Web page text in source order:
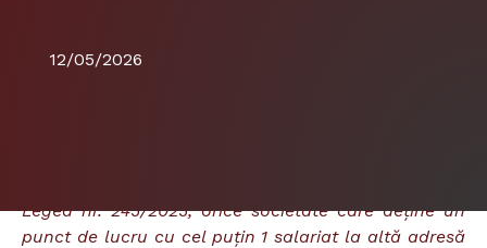
12/05/2026
Legea nr. 245/2025, orice societate care deține un
punct de lucru cu cel puțin 1 salariat la altă adresă